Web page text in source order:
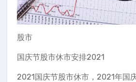
股市
国庆节股市休市安排2021
2021国庆节股市休市，2021年国